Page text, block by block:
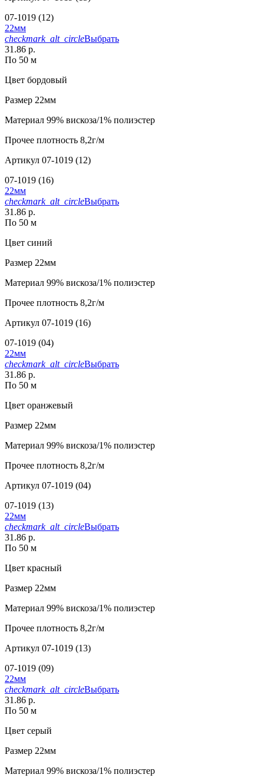
07-1019 (12)
22мм
checkmark_alt_circleВыбрать
31.86 р.
По 50 м
Цвет бордовый
Размер 22мм
Материал 99% вискоза/1% полиэстер
Прочее плотность 8,2г/м
Артикул 07-1019 (12)
07-1019 (16)
22мм
checkmark_alt_circleВыбрать
31.86 р.
По 50 м
Цвет синий
Размер 22мм
Материал 99% вискоза/1% полиэстер
Прочее плотность 8,2г/м
Артикул 07-1019 (16)
07-1019 (04)
22мм
checkmark_alt_circleВыбрать
31.86 р.
По 50 м
Цвет оранжевый
Размер 22мм
Материал 99% вискоза/1% полиэстер
Прочее плотность 8,2г/м
Артикул 07-1019 (04)
07-1019 (13)
22мм
checkmark_alt_circleВыбрать
31.86 р.
По 50 м
Цвет красный
Размер 22мм
Материал 99% вискоза/1% полиэстер
Прочее плотность 8,2г/м
Артикул 07-1019 (13)
07-1019 (09)
22мм
checkmark_alt_circleВыбрать
31.86 р.
По 50 м
Цвет серый
Размер 22мм
Материал 99% вискоза/1% полиэстер